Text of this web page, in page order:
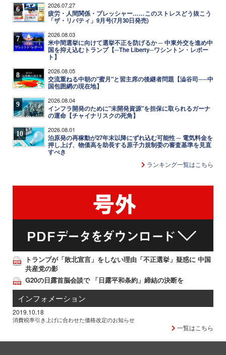
6 2026.07.27
疲労・人間関係・プレッシャー……このストレスどう抜こう
「ザ・リバティ」9月号(7月30日発売)
7 2026.08.03
米中間選挙に向けて選挙不正を防げるか ─ 中東外交を進め中
国を抑え込むトランプ【─The Liberty─ワシントン・レポー
ト】
8 2026.08.05
交流重ねる中朝の"蜜月"と習主席の後継者問題【澁谷司──中
国包囲網の現在地】
9 2026.08.04
インフラ開発のために"未開発資源"を担保に取られるガーナ
の運命【チャイナリスクの死角】
10 2026.08.01
泊原発の再稼動が27年末以降にずれ込む可能性 ─ 電気料金を
押し上げ、物価高を助長する原子力規制委の審査基準を見直
すべき
ランキング一覧はこちら
トランプが「敗北宣言」をしない理由「不正選挙」疑惑に 中国
共産党の影
G20の日露首脳会談で 「日露平和条約」締結の決断を
インフォメーション
2019.10.18
消費税率引き上げに合わせた価格改定のお知らせ
一覧はこちら